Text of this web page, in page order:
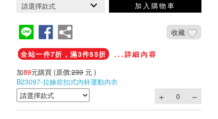
加入購物車
收藏
全站一件7折，滿3件55折
...詳細內容
加89元購買 (原價:239 元 )
B23097-拉鍊前扣式內杯運動內衣